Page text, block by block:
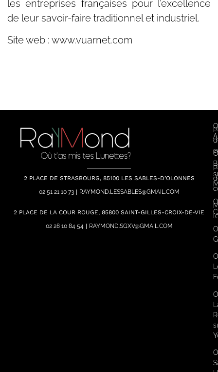
les entreprises françaises pour l’excellence
de leur savoir-faire traditionnel et industriel.
Site web : www.vuarnet.com
2 PLACE DE STRASBOURG, 85100 LES SABLES-D’OLONNES
02 51 21 10 73| RAYMOND.LESSABLES@GMAIL.COM
2 PLACE DE LA COUR ROUGE, 85800 SAINT-GILLES-CROIX-DE-VIE
02 28 10 84 54| RAYMOND.SGXV@GMAIL.COM